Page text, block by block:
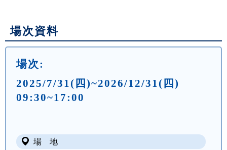
場次資料
場次:
2025/7/31(四)~2026/12/31(四)
09:30~17:00
場 地